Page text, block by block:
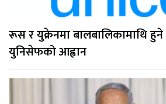
रूस र युक्रेनमा बालबालिकामाथि
युनिसेफको आह्वान